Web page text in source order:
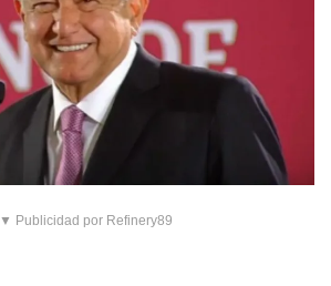
▼ Publicidad por Refinery89